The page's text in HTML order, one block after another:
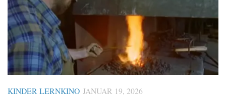
KINDER LERNKINO JANUAR 19, 2026